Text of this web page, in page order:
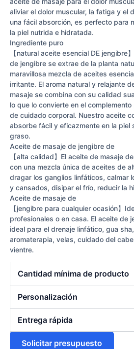
aliviar el dolor muscular, la fatiga y el
una fácil absorción, es perfecto para
la piel nutrida e hidratada.
Ingrediente puro
【natural aceite esencial DE jengibre
de jengibre se extrae de la planta
maravillosa mezcla de aceites
irritante. El aroma natural y relajante
masaje se combina con su calidad
lo que lo convierte en el
de cuidado corporal. Nuestro aceite
absorbe fácil y eficazmente en la piel
graso.
Aceite de masaje de jengibre de
【alta calidad】El aceite de masaje
con una mezcla única de aceites de
dragar los ganglios linfáticos, calmar
y cansados, disipar el frío, reducir la
Aceite de masaje de
【jengibre para cualquier ocasión】
profesionales o en casa. El aceite de
ideal para el drenaje linfático, gua
aromaterapia, velas, cuidado del
vientre.
Cantidad mínima de producto
Personalización
Entrega rápida
Solicitar presupuesto